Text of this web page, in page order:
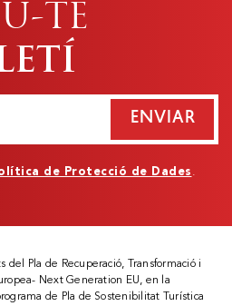
TE
ENVIAR
de Protecció de Dades .
del Pla de Recuperació, Transformació i
Next Generation EU, en la
de Pla de Sostenibilitat Turística